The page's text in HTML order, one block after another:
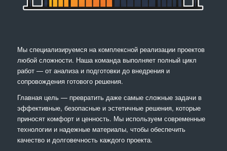
Мы специализируемся на комплексной реализации проектов
любой сложности. Наша команда выполняет полный цикл
работ — от анализа и подготовки до внедрения и
сопровождения готового решения.
Главная цель — превратить даже самые сложные задачи в
эффективные, безопасные и эстетичные решения, которые
приносят комфорт и ценность. Мы используем современные
технологии и надежные материалы, чтобы обеспечить
качество и долговечность каждого проекта.